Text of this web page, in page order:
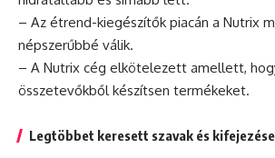
– Az étrend-kiegészítők piacán a Nutrix
népszerűbbé válik.
– A Nutrix cég elkötelezett amellett,
összetevőkből készítsen termékeket.
Legtöbbet keresett szavak és